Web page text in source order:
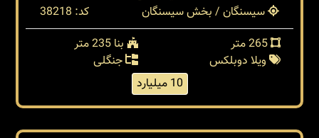
سیسنگان / بخش سیسنگان
کد: 38218
بنا 235 متر
ویلا دوبلکس
جنگلی
10 میلیارد